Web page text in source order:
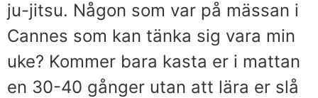
ju-jitsu. Någon som var på mässan i
Cannes som kan tänka sig vara min
uke? Kommer bara kasta er i mattan
en 30-40 gånger utan att lära er slå